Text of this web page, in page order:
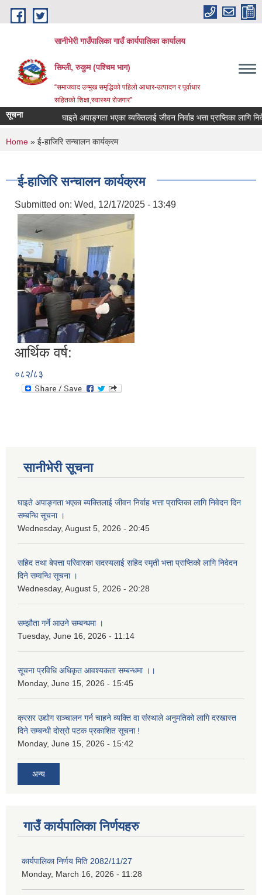
Skip to main content
सानीभेरी गाउँपालिका गाउँ कार्यपालिका कार्यालय
सिम्ली, रुकुम (पश्चिम भाग)
“समाजवाद उन्मुख समृद्धिको पहिलो आधार-उत्पादन र पूर्वाधार
सहितको शिक्षा,स्वास्थ्य रोजगार”
सूचना घाइते अपाङ्गता भएका ब्यक्तिलाई जीवन निर्वाह भत्ता प्राप्तिका लागि निवेदन
You are here
Home » ई-हाजिरि सन्चालन कार्यक्रम
ई-हाजिरि सन्चालन कार्यक्रम
Submitted on: Wed, 12/17/2025 - 13:49
आर्थिक वर्ष:
०८२/८३
सानीभेरी सूचना
घाइते अपाङ्गता भएका ब्यक्तिलाई जीवन निर्वाह भत्ता प्राप्तिका लागि निवेदन दिन
सम्बन्धि सूचना ।
Wednesday, August 5, 2026 - 20:45
सहिद तथा बेपत्ता परिवारका सदस्यलाई सहिद स्मृती भत्ता प्राप्तिको लागि निवेदन
दिने सम्वन्धि सूचना ।
Wednesday, August 5, 2026 - 20:28
सम्झौता गर्ने आउने सम्बन्धमा ।
Tuesday, June 16, 2026 - 11:14
सूचना प्रविधि अधिकृत आवश्यकता सम्बन्धमा ।।
Monday, June 15, 2026 - 15:45
क्रसर उद्योग सञ्चालन गर्न चाहने व्यक्ति वा संस्थाले अनुमतिको लागि दरखास्त
दिने सम्बन्धी दोस्रो पटक प्रकाशित सूचना !
Monday, June 15, 2026 - 15:42
अन्य
गाउँ कार्यपालिका निर्णयहरु
कार्यपालिका निर्णय मिति 2082/11/27
Monday, March 16, 2026 - 11:28